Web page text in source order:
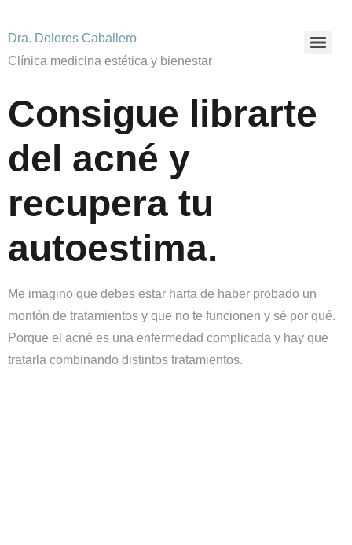
Dra. Dolores Caballero
Clínica medicina estética y bienestar
Consigue librarte
del acné y
recupera tu
autoestima.
Me imagino que debes estar harta de haber probado un
montón de tratamientos y que no te funcionen y sé por qué.
Porque el acné es una enfermedad complicada y hay que
tratarla combinando distintos tratamientos.